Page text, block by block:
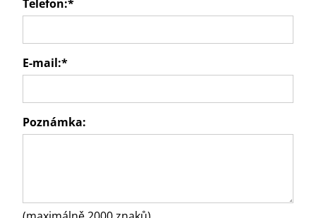
Telefon:*
E-mail:*
Poznámka: